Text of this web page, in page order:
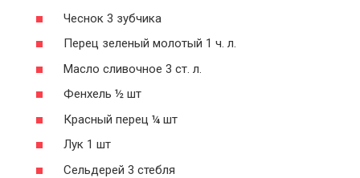
Чеснок 3 зубчика
Перец зеленый молотый 1 ч. л.
Масло сливочное 3 ст. л.
Фенхель ½ шт
Красный перец ¼ шт
Лук 1 шт
Сельдерей 3 стебля